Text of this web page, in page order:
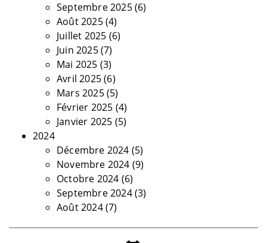
Septembre 2025(6)
Août 2025(4)
Juillet 2025 (6)
Juin 2025(7)
Mai 2025 (3)
Avril 2025(6)
Mars 2025(5)
Février 2025 (4)
Janvier 2025 (5)
2024
Décembre 2024 (5)
Novembre 2024 (9)
Octobre 2024 (6)
Septembre 2024(3)
Août 2024(7)